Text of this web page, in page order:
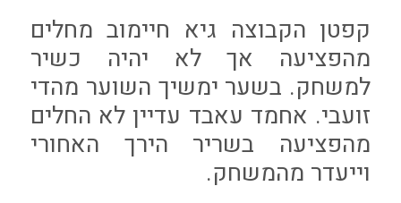
קפטן הקבוצה גיא חיימוב מחלים
מהפציעה אך לא יהיה כשיר
למשחק. בשער ימשיך השוער מהדי
זועבי. אחמד עאבד עדיין לא החלים
מהפציעה בשריר הירך האחורי
וייעדר מהמשחק.